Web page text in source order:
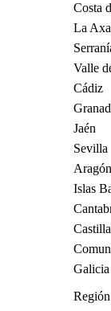
Costa
La
Valle
Cádiz
Jaén
Sevilla
Aragón
Islas
Galicia